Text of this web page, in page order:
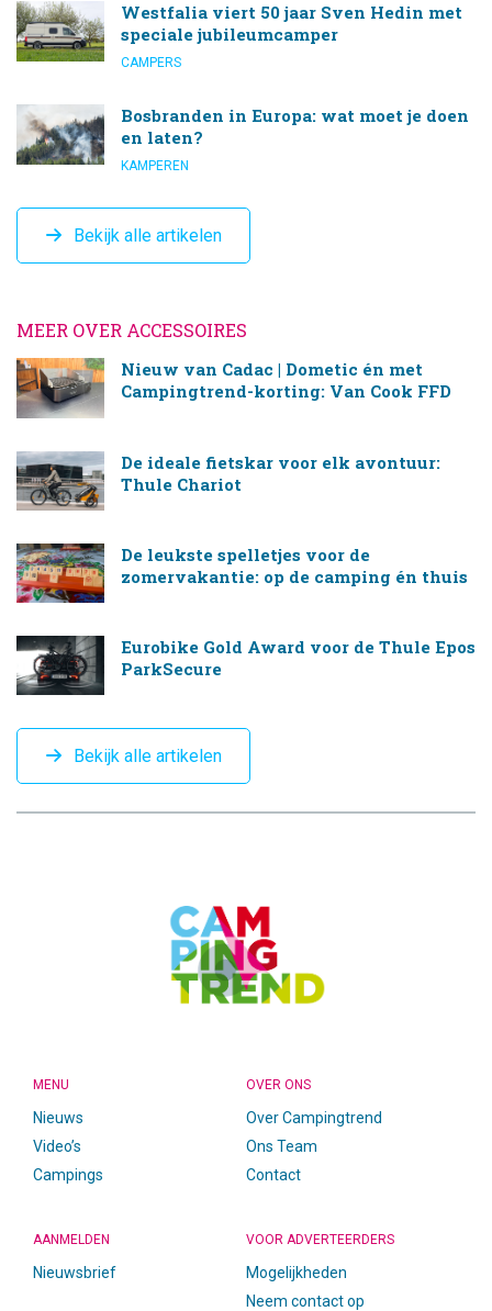
Westfalia viert 50 jaar Sven Hedin met
speciale jubileumcamper
CAMPERS
Bosbranden in Europa: wat moet je doen
en laten?
KAMPEREN
Bekijk alle artikelen
MEER OVER ACCESSOIRES
Nieuw van Cadac | Dometic én met
Campingtrend-korting: Van Cook FFD
De ideale fietskar voor elk avontuur:
Thule Chariot
De leukste spelletjes voor de
zomervakantie: op de camping én thuis
Eurobike Gold Award voor de Thule Epos
ParkSecure
Bekijk alle artikelen
MENU
Nieuws
Video’s
Campings
OVER ONS
Over Campingtrend
Ons Team
Contact
AANMELDEN
Nieuwsbrief
VOOR ADVERTEERDERS
Mogelijkheden
Neem contact op